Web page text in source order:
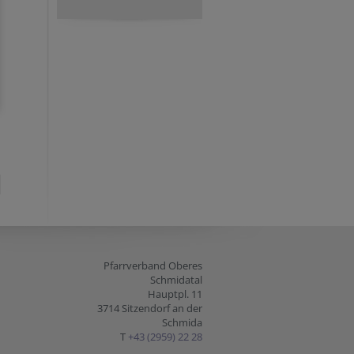
Pfarrverband Oberes
Schmidatal
Hauptpl. 11
3714 Sitzendorf an der
Schmida
T +43 (2959) 22 28